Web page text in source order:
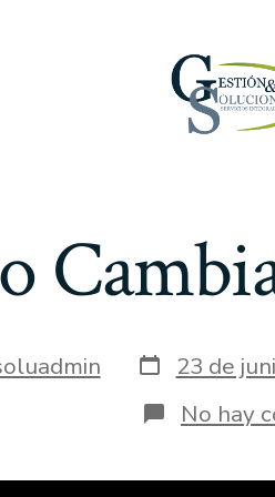
Fecha
de
publicación
23 de
No hay